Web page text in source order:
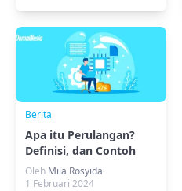
Berita
Apa itu Perulangan?
Definisi, dan Contoh
Lengkap!
Oleh Mila Rosyida
1 Februari 2024